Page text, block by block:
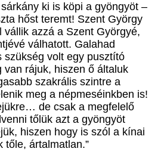
ki is köpi a gyöngyöt –
hőst teremt! Szent György
vállik azzá a Szent Györgyé,
válhatott. Galahad
szükség volt egy pusztító
van rájuk, hiszen ő általuk
szakrális szintre a
meg a népmeséinkben is!
de csak a megfelelő
tőlük azt a gyöngyöt
hiszen hogy is szól a kínai
tőle, ártalmatlan.”